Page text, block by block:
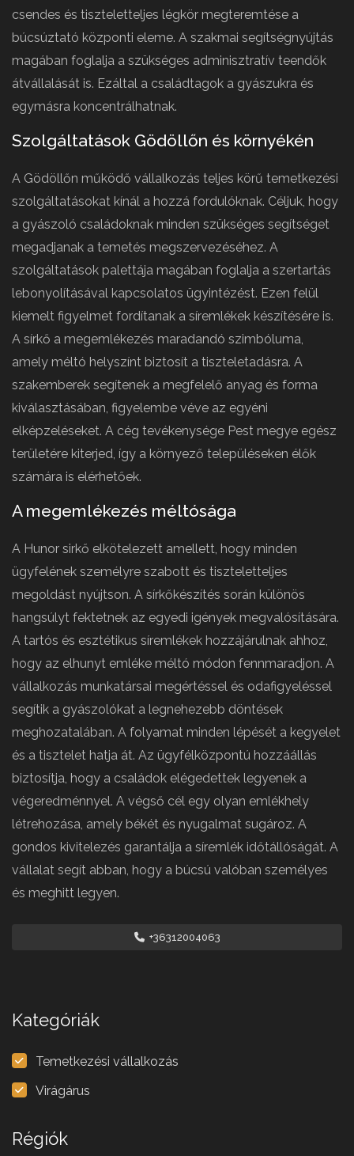
csendes és tiszteletteljes légkör megteremtése a
búcsúztató központi eleme. A szakmai segítségnyújtás
magában foglalja a szükséges adminisztratív teendők
átvállalását is. Ezáltal a családtagok a gyászukra és
egymásra koncentrálhatnak.
Szolgáltatások Gödöllőn és környékén
A Gödöllőn működő vállalkozás teljes körű temetkezési
szolgáltatásokat kínál a hozzá fordulóknak. Céljuk, hogy
a gyászoló családoknak minden szükséges segítséget
megadjanak a temetés megszervezéséhez. A
szolgáltatások palettája magában foglalja a szertartás
lebonyolításával kapcsolatos ügyintézést. Ezen felül
kiemelt figyelmet fordítanak a síremlékek készítésére is.
A sírkő a megemlékezés maradandó szimbóluma,
amely méltó helyszínt biztosít a tiszteletadásra. A
szakemberek segítenek a megfelelő anyag és forma
kiválasztásában, figyelembe véve az egyéni
elképzeléseket. A cég tevékenysége Pest megye egész
területére kiterjed, így a környező településeken élők
számára is elérhetőek.
A megemlékezés méltósága
A Hunor sirkő elkötelezett amellett, hogy minden
ügyfelének személyre szabott és tiszteletteljes
megoldást nyújtson. A sírkőkészítés során különös
hangsúlyt fektetnek az egyedi igények megvalósítására.
A tartós és esztétikus síremlékek hozzájárulnak ahhoz,
hogy az elhunyt emléke méltó módon fennmaradjon. A
vállalkozás munkatársai megértéssel és odafigyeléssel
segítik a gyászolókat a legnehezebb döntések
meghozatalában. A folyamat minden lépését a kegyelet
és a tisztelet hatja át. Az ügyfélközpontú hozzáállás
biztosítja, hogy a családok elégedettek legyenek a
végeredménnyel. A végső cél egy olyan emlékhely
létrehozása, amely békét és nyugalmat sugároz. A
gondos kivitelezés garantálja a síremlék időtállóságát. A
vállalat segít abban, hogy a búcsú valóban személyes
és meghitt legyen.
+36312004063
Kategóriák
Temetkezési vállalkozás
Virágárus
Régiók